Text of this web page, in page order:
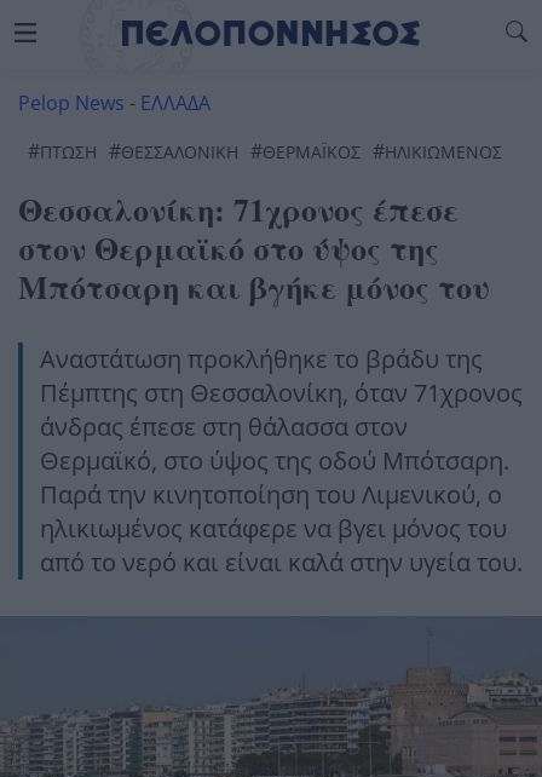
Pelop News - ΕΛΛΑΔΑ
#ΠΤΩΣΗ #ΘΕΣΣΑΛΟΝΊΚΗ #ΘΕΡΜΑΪΚΟΣ #ΗΛΙΚΙΩΜΕΝΟΣ
Θεσσαλονίκη: 71χρονος έπεσε
στον Θερμαϊκό στο ύψος της
Μπότσαρη και βγήκε μόνος του
Αναστάτωση προκλήθηκε το βράδυ της
Πέμπτης στη Θεσσαλονίκη, όταν 71χρονος
άνδρας έπεσε στη θάλασσα στον
Θερμαϊκό, στο ύψος της οδού Μπότσαρη.
Παρά την κινητοποίηση του Λιμενικού, ο
ηλικιωμένος κατάφερε να βγει μόνος του
από το νερό και είναι καλά στην υγεία του.